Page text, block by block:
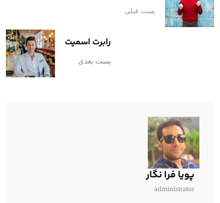
پست قبلی
رابرت اسمیت
پست بعدی
پویا فرا نگار
administrator